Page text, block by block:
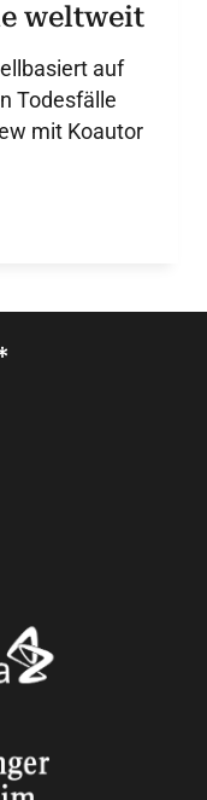
weltweit
auf
Todesfälle
mit Koautor